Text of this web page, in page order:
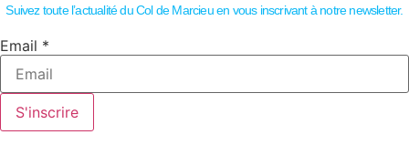
Suivez toute l’actualité du Col de Marcieu en vous inscrivant à notre newsletter.
Email
Email *
S'inscrire